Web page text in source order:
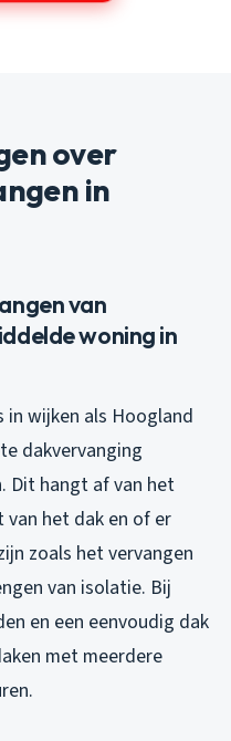
over
in
van
woning in
wijken als Hoogland
dakvervanging
Dit hangt af van het
het dak en of er
zoals het vervangen
van isolatie. Bij
en een eenvoudig dak
met meerdere